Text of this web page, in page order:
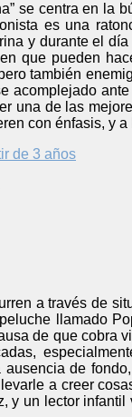
se centra en la
es una
y durante el
que pueden
también
acomplejado
una de las
con énfasis, y
de 3 años
a través de
llamado
de que cobra
ausencia de
a creer
y un lector